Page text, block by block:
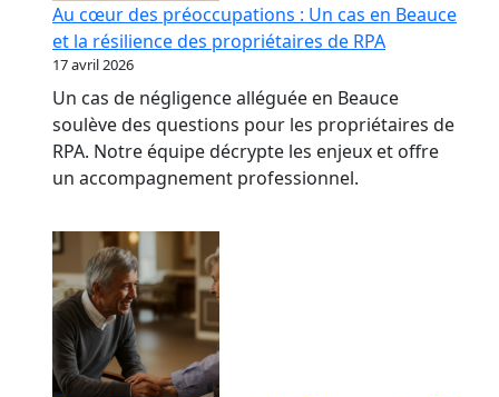
Au cœur des préoccupations : Un cas en Beauce
et la résilience des propriétaires de RPA
17 avril 2026
Un cas de négligence alléguée en Beauce
soulève des questions pour les propriétaires de
RPA. Notre équipe décrypte les enjeux et offre
un accompagnement professionnel.